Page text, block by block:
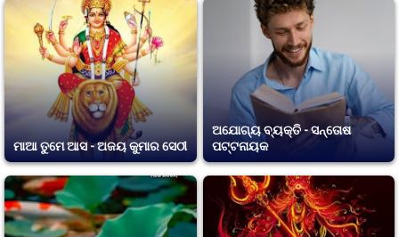
ମାଆ ତୁମେ ଆସ - ଅଜୟ କୁମାର ସେଠୀ
ଅଯୋଗ୍ୟ ବ୍ୟକ୍ତି - ସନ୍ତୋଷ
ପଟ୍ଟନାୟକ